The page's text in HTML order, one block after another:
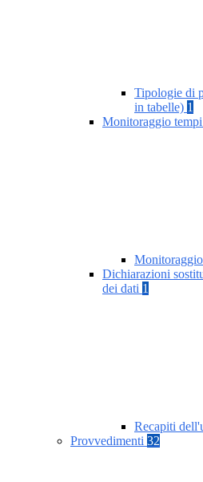
Tipologie di
in tabelle) 1
Monitoraggio
Dichiarazioni
dei dati 1
Recapiti
Provvedimenti 32